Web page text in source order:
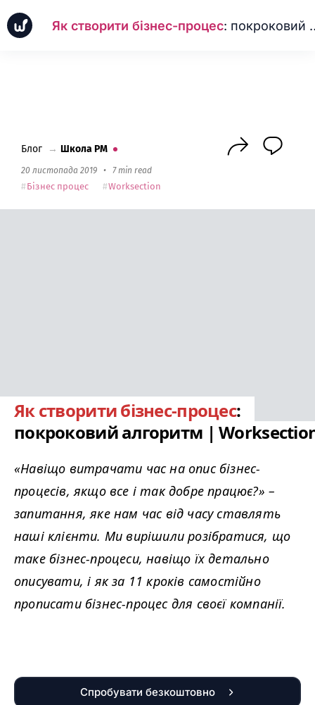
Як створити бізнес-процес: покроковий алгоритм | Worksection
Блог → Школа PM
20 листопада 2019 • 7 min read
Бізнес процес Worksection
Як створити бізнес-процес:
покроковий алгоритм |
«Навіщо витрачати час на опис бізнес-
процесів, якщо все і так добре працює?» –
запитання, яке нам час від часу ставлять
наші клієнти. Ми вирішили розібратися, що
таке бізнес-процеси, навіщо їх детально
описувати, і як за 11 кроків самостійно
прописати бізнес-процес для своєї компанії.
Спробувати безкоштовно